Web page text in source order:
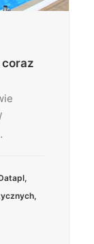
coraz
,
,